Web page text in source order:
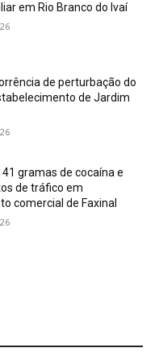
em Rio Branco do Ivaí
de perturbação do
de Jardim
gramas de cocaína e
de tráfico em
comercial de Faxinal